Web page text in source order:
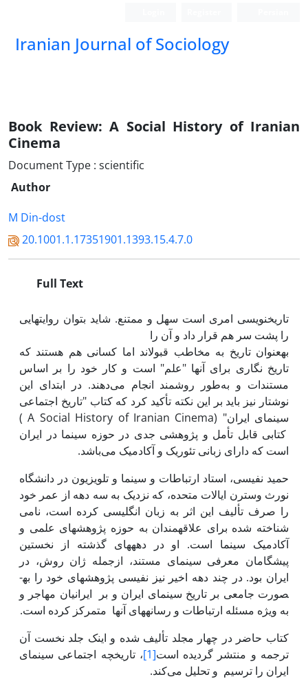
Iranian Journal of Sociology
Book Review: A Social History of Iranian
Cinema
Document Type : scientific
Author
M Din-dost
20.1001.1.17351901.1393.15.4.7.0
Full Text
تاریخ­نویسی امری است سهل و ممتنع. شاید بتوان روایت­هایی
را پشت سر هم قرار داد و آن را
به­عنوان تاریخ به مخاطب قبولاند اما کسانی هم هستند که
تاریخ نگاری برای آنها "علم" است و کار خود را بر اساس
مستندات و به‌طور روشمند انجام می‌دهند. در ابتدای این
نوشتار نیز باید بر این نکته تأکید کرد که کتاب "تاریخ اجتماعی
سینمای ایران" (A Social History of Iranian Cinema )
کتابی قابل تأمل و پژوهشی جدی در حوزه سینما در ایران
است که دارای زبانی تئوریک و آکادمیک می‌باشد.
حمید نفیسی، استاد ارتباطات و سینما و تلویزیون در دانشگاه
نورث وسترن ایالات متحده، که نزدیک به سه دهه از عمر خود
را صرف تألیف این اثر به زبان انگلیسی کرده است، نامی
شناخته شده برای علاقه­مندان به حوزه پژوهش­های علمی و
آکادمیک سینما است. او در دهه­های گذشته از نخستین
پیشگامان معرفی سینمای مستند، ازجمله ژان روش، در
ایران بود. در چند دهه اخیر نیز نفیسی پژوهش­های خود را به­
صورت جامعی بر تاریخ سینمای ایران و بر ایرانیان مهاجر و
به ویژه مسئله ارتباطات و رسانه­های آن­ها متمرکز کرده است.
کتاب حاضر در چهار مجلد تألیف شده و اینک جلد نخست آن
ترجمه و منتشر گردیده است[1]
، تاریخچه اجتماعی سینمای
ایران را ترسیم و تحلیل می‌کند.